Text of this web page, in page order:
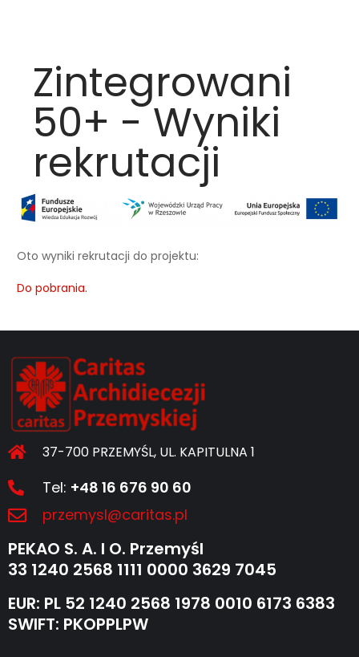
Zintegrowani
50+ - Wyniki
rekrutacji
Oto wyniki rekrutacji do projektu:
Do pobrania.
37-700 PRZEMYŚL, UL. KAPITULNA 1
Tel: +48 16 676 90 60
przemysl@caritas.pl
PEKAO S. A. I O. Przemyśl
33 1240 2568 1111 0000 3629 7045
EUR: PL 52 1240 2568 1978 0010 6173 6383
SWIFT: PKOPPLPW